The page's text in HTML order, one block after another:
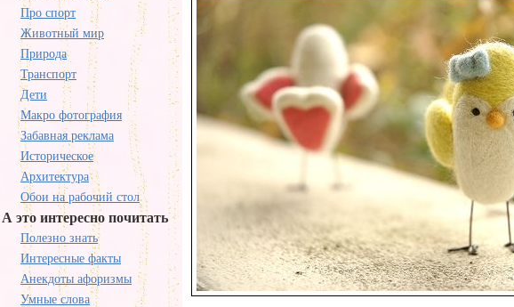
Про спорт
Животный мир
Природа
Транспорт
Дети
Макро фотография
Забавная реклама
Историческое
Архитектура
Обои на рабочий стол
А это интересно почитать
Полезно знать
Интересные факты
Анекдоты афоризмы
Умные слова